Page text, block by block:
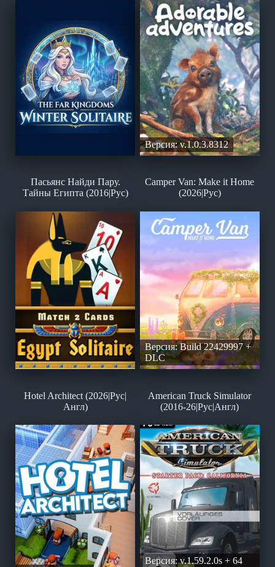
Версия: v.1.0.3.8312
Пасьянс Найди Пару.
Тайны Египта (2016|Рус)
Camper Van: Make it Home
(2026|Рус)
Версия: Build 22429997 +
DLC
Hotel Architect (2026|Рус|
Англ)
American Truck Simulator
(2016-26|Рус|Англ)
Версия: v.1.59.2.0s + 64